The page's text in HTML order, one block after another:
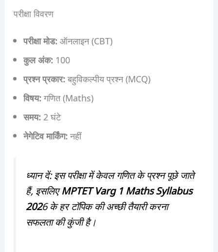
परीक्षा विवरण
परीक्षा मोड:ऑनलाइन (CBT)
कुल अंक:100
प्रश्न प्रकार:बहुविकल्पीय प्रश्न (MCQ)
विषय:गणित (Maths)
समय:2 घंटे
नेगेटिव मार्किंग:नहीं
ध्यान दें: इस परीक्षा में केवल गणित के प्रश्न पूछे जाते
हैं, इसलिएMPTET Varg 1 Maths Syllabus
2026 के हर टॉपिक की अच्छी तैयारी करना
सफलता की कुंजी है।